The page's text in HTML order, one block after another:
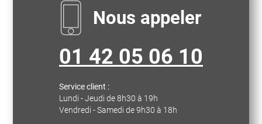
Nous appeler
01 42 05 06 10
Service client :
Lundi - Jeudi de 8h30 à 19h
Vendredi - Samedi de 9h30 à 18h